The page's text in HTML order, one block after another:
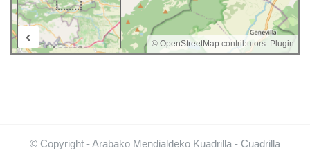
© OpenStreetMap contributors. Plugin
2 km
‹
© Copyright - Arabako Mendialdeko Kuadrilla - Cuadrilla